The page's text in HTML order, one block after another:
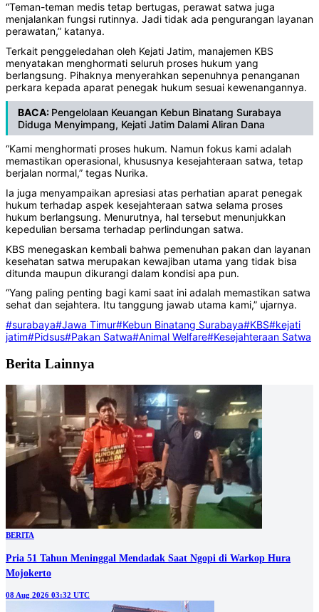
“Teman-teman medis tetap bertugas, perawat satwa juga
menjalankan fungsi rutinnya. Jadi tidak ada pengurangan layanan
perawatan,” katanya.
Terkait penggeledahan oleh Kejati Jatim, manajemen KBS
menyatakan menghormati seluruh proses hukum yang
berlangsung. Pihaknya menyerahkan sepenuhnya penanganan
perkara kepada aparat penegak hukum sesuai kewenangannya.
BACA: Pengelolaan Keuangan Kebun Binatang Surabaya
Diduga Menyimpang, Kejati Jatim Dalami Aliran Dana
“Kami menghormati proses hukum. Namun fokus kami adalah
memastikan operasional, khususnya kesejahteraan satwa, tetap
berjalan normal,” tegas Nurika.
Ia juga menyampaikan apresiasi atas perhatian aparat penegak
hukum terhadap aspek kesejahteraan satwa selama proses
hukum berlangsung. Menurutnya, hal tersebut menunjukkan
kepedulian bersama terhadap perlindungan satwa.
KBS menegaskan kembali bahwa pemenuhan pakan dan layanan
kesehatan satwa merupakan kewajiban utama yang tidak bisa
ditunda maupun dikurangi dalam kondisi apa pun.
“Yang paling penting bagi kami saat ini adalah memastikan satwa
sehat dan sejahtera. Itu tanggung jawab utama kami,” ujarnya.
#surabaya#Jawa Timur#Kebun Binatang Surabaya#KBS#kejati
jatim#Pidsus#Pakan Satwa#Animal Welfare#Kesejahteraan Satwa
Berita Lainnya
BERITA
Pria 51 Tahun Meninggal Mendadak Saat Ngopi di Warkop Hura
Mojokerto
08 Aug 2026 03:32 UTC